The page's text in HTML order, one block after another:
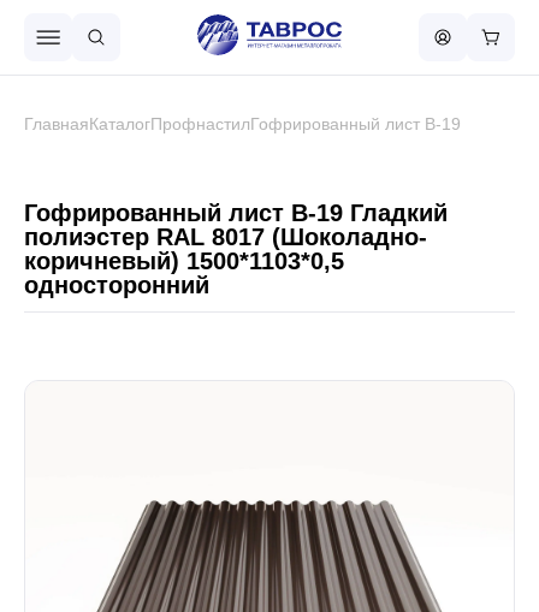
Металлочерепица
Сваи винтовые
Забор
ГлавнаяКаталогПрофнастилГофрированный лист В-19
Гофрированный лист В-19 Гладкий
полиэстер RAL 8017 (Шоколадно-
коричневый) 1500*1103*0,5
односторонний